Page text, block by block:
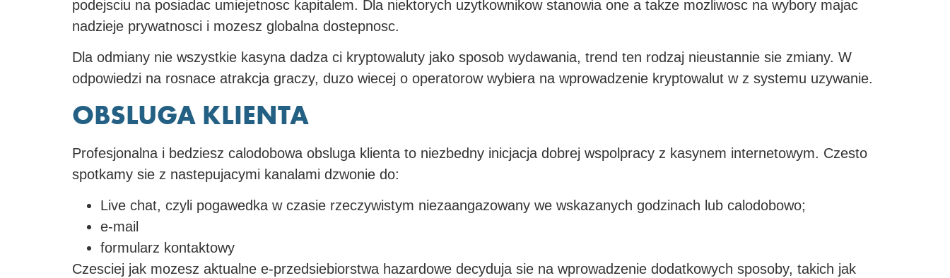
podejsciu na posiadac umiejetnosc kapitalem. Dla niektorych uzytkownikow stanowia one a takze mozliwosc na wybory majac
nadzieje prywatnosci i mozesz globalna dostepnosc.
Dla odmiany nie wszystkie kasyna dadza ci kryptowaluty jako sposob wydawania, trend ten rodzaj nieustannie sie zmiany. W
odpowiedzi na rosnace atrakcja graczy, duzo wiecej o operatorow wybiera na wprowadzenie kryptowalut w z systemu uzywanie.
OBSLUGA KLIENTA
Profesjonalna i bedziesz calodobowa obsluga klienta to niezbedny inicjacja dobrej wspolpracy z kasynem internetowym. Czesto
spotkamy sie z nastepujacymi kanalami dzwonie do:
Live chat, czyli pogawedka w czasie rzeczywistym niezaangazowany we wskazanych godzinach lub calodobowo;
e-mail
formularz kontaktowy
Czesciej jak mozesz aktualne e-przedsiebiorstwa hazardowe decyduja sie na wprowadzenie dodatkowych sposoby, takich jak